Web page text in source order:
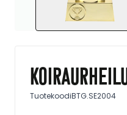
TuotekoodiBTG.SE2004